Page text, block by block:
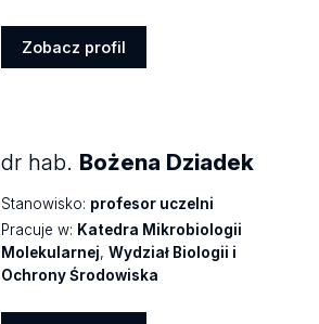
Zobacz profil
dr hab. Bożena Dziadek
Stanowisko: profesor uczelni
Pracuje w: Katedra Mikrobiologii
Molekularnej,Wydział Biologii i
Ochrony Środowiska